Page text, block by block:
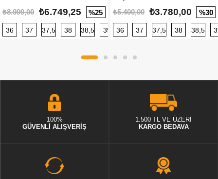
₺8.999,00 ₺6.749,25 %25
36 37 37,5 38 38,5 39 40 40,5 41 42 42,5
₺5.400,00 ₺3.780,00 %30
36 37 37,5 38 38,5
100%
GÜVENLİ ALIŞVERİŞ
1.500 TL VE ÜZERİ
KARGO BEDAVA